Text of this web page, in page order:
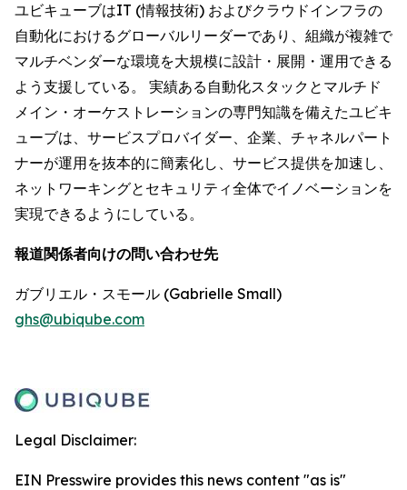
ユビキューブはIT (情報技術) およびクラウドインフラの
自動化におけるグローバルリーダーであり、組織が複雑で
マルチベンダーな環境を大規模に設計・展開・運用できる
よう支援している。 実績ある自動化スタックとマルチド
メイン・オーケストレーションの専門知識を備えたユビキ
ューブは、サービスプロバイダー、企業、チャネルパート
ナーが運用を抜本的に簡素化し、サービス提供を加速し、
ネットワーキングとセキュリティ全体でイノベーションを
実現できるようにしている。
報道関係者向けの問い合わせ先
ガブリエル・スモール (Gabrielle Small)
ghs@ubiqube.com
Legal Disclaimer:
EIN Presswire provides this news content "as is"